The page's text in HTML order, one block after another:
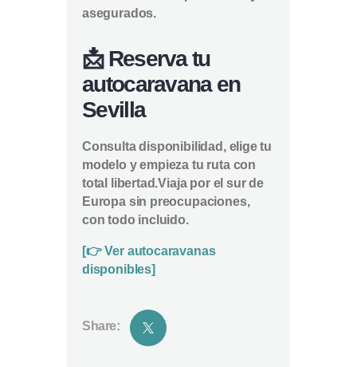
asegurados.
📩 Reserva tu
autocaravana en
Sevilla
Consulta disponibilidad, elige tu
modelo y empieza tu ruta con
total libertad.Viaja por el sur de
Europa sin preocupaciones,
con todo incluido.
[👉 Ver autocaravanas
disponibles]
Share: